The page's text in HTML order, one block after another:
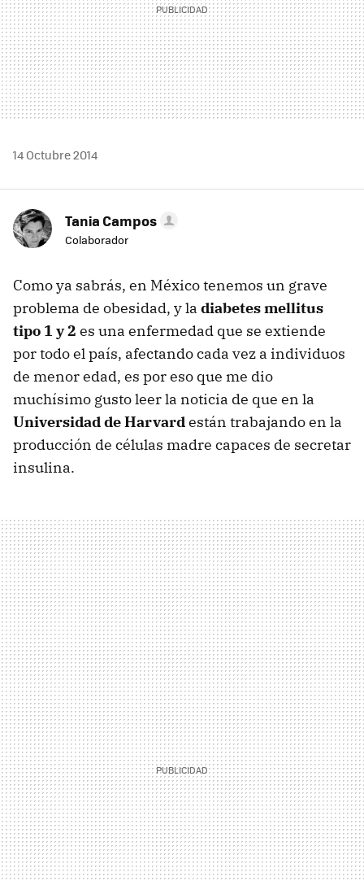
14 Octubre 2014
Tania Campos
Colaborador
Como ya sabrás, en México tenemos un grave
problema de obesidad, y la diabetes mellitus
tipo 1 y 2 es una enfermedad que se extiende
por todo el país, afectando cada vez a individuos
de menor edad, es por eso que me dio
muchísimo gusto leer la noticia de que en la
Universidad de Harvardestán trabajando en la
producción de células madre capaces de secretar
insulina.